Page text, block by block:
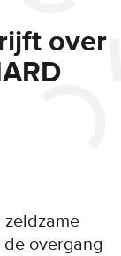
over
zeldzame
overgang